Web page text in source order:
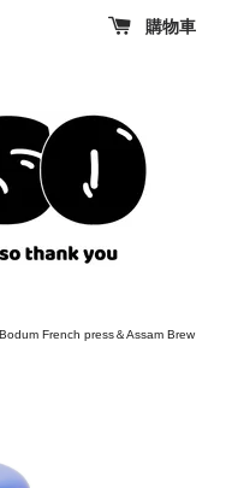
購物車
French press＆Assam Brew